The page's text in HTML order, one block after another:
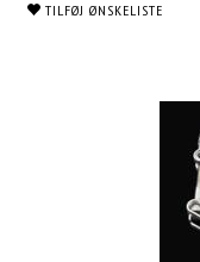
TILFØJ ØNSKELISTE